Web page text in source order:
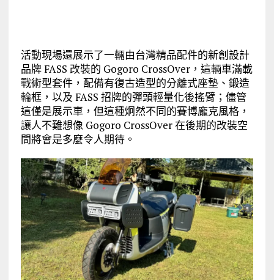
活動現場還展示了一輛由台灣精品配件的新創設計
品牌 FASS 改裝的 Gogoro CrossOver，這輛車滿載
戰術型套件，配備有復古造型的分離式座墊、鍛造
輪框，以及 FASS 招牌的彈頭輕量化後搖臂；儘管
這僅是展示車，但這種炯然不同的賽博龐克風格，
讓人不難想像 Gogoro CrossOver 在後期的改裝空
間將會是多麼令人期待。